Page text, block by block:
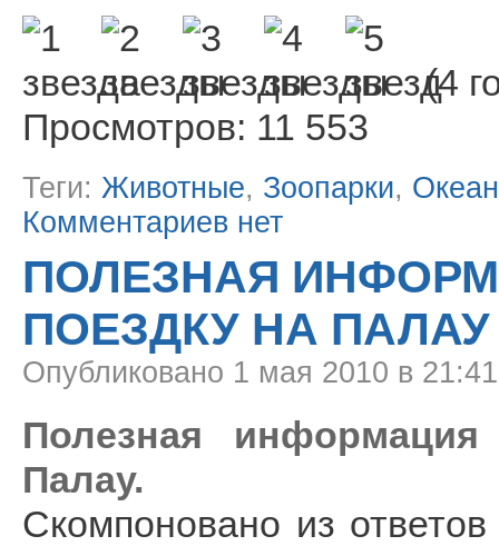
(4
Просмотров: 11 553
Теги: Животные, Зоопарки,
Комментариев нет
ПОЛЕЗНАЯ
ПОЕЗДКУ НА ПАЛАУ
Опубликовано 1 мая 2010 в
Полезная
Палау.
Скомпоновано из